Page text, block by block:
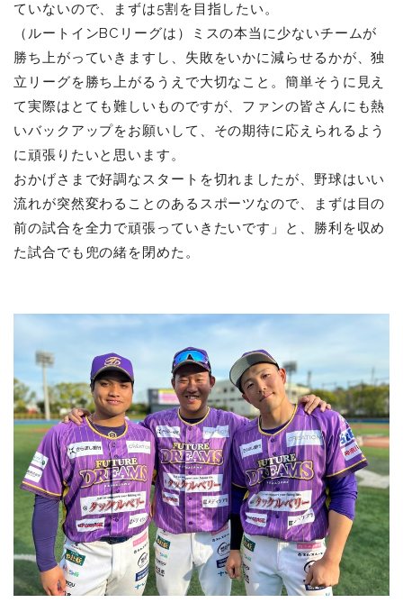
ていないので、まずは5割を目指したい。
（ルートインBCリーグは）ミスの本当に少ないチームが
勝ち上がっていきますし、失敗をいかに減らせるかが、独
立リーグを勝ち上がるうえで大切なこと。簡単そうに見え
て実際はとても難しいものですが、ファンの皆さんにも熱
いバックアップをお願いして、その期待に応えられるよう
に頑張りたいと思います。
おかげさまで好調なスタートを切れましたが、野球はいい
流れが突然変わることのあるスポーツなので、まずは目の
前の試合を全力で頑張っていきたいです」と、勝利を収め
た試合でも 兜の緒を閉めた。